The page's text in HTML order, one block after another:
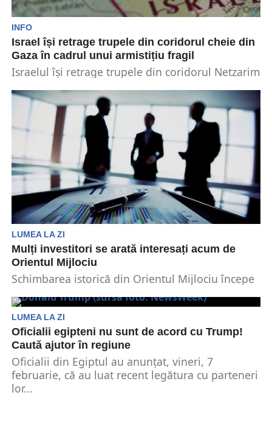
INFO
Israel își retrage trupele din coridorul cheie din
Gaza în cadrul unui armistițiu fragil
Israelul își retrage trupele din coridorul Netzarim
a focului cu...
LUMEA LA ZI
Mulți investitori se arată interesați acum de
Orientul Mijlociu
Schimbarea istorică din Orientul Mijlociu începe
arată încântați de perspectivele...
LUMEA LA ZI
Oficialii egipteni nu sunt de acord cu Trump!
Caută ajutor în regiune
Oficialii din Egiptul au anunţat, vineri, 7
februarie, că au luat recent legătura cu parteneri
lor...